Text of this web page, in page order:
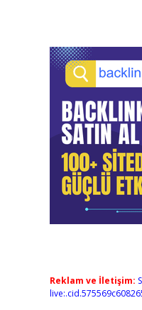
Reklam ve İletişim: